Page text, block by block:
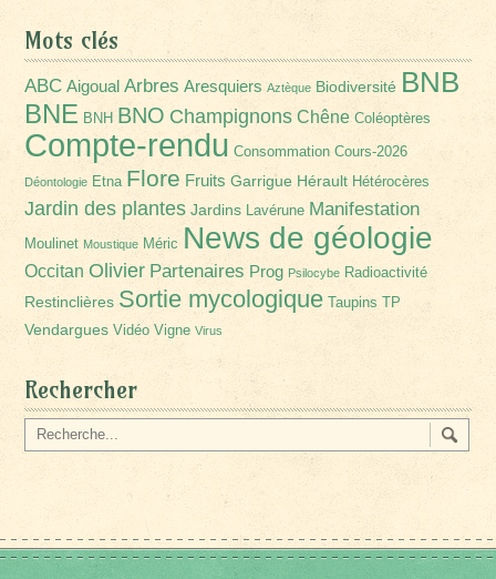
Mots clés
ABC Aigoual Arbres Aresquiers Aztèque Biodiversité BNB
BNE BNH BNO Champignons Chêne Coléoptères
Compte-rendu Consommation Cours-2026
Déontologie Etna Flore Fruits Garrigue Hérault Hétérocères
Jardin des plantes Jardins Lavérune Manifestation
Moulinet Moustique Méric News de géologie
Occitan Olivier Partenaires Prog Psilocybe Radioactivité
Restinclières Sortie mycologique Taupins TP
Vendargues Vidéo Vigne Virus
Rechercher